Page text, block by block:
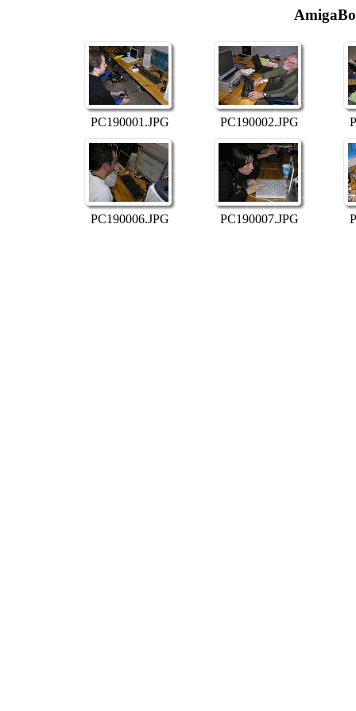
PC190001.JPG PC190002.JPG
PC190006.JPG PC190007.JPG